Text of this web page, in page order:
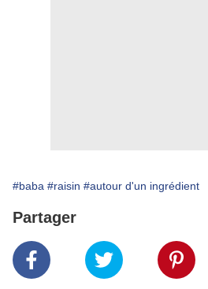
#baba #raisin #autour d'un ingrédient
Partager